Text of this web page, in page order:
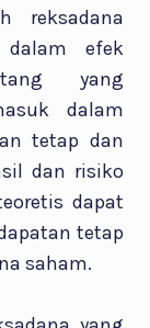
reksadana
efek
yang
dalam
tetap dan
dan risiko
dapat
tetap
saham.